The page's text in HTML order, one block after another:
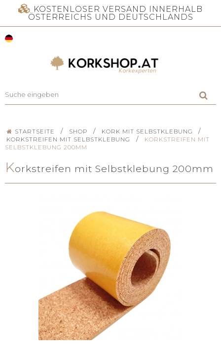
KOSTENLOSER VERSAND INNERHALB
ÖSTERREICHS UND DEUTSCHLANDS
STARTSEITE / SHOP / KORK MIT SELBSTKLEBUNG /
KORKSTREIFEN MIT SELBSTKLEBUNG /
KORKSTREIFEN MIT
SELBSTKLEBUNG 200MM
Korkstreifen mit Selbstklebung 200mm